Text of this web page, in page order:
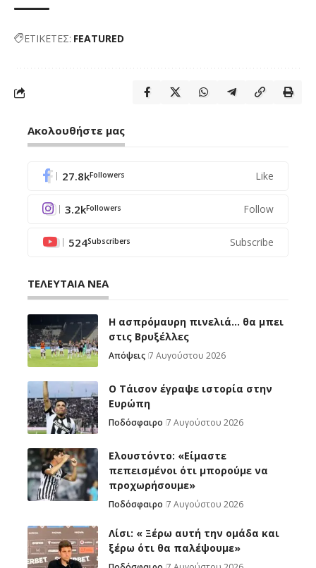
ΕΤΙΚΕΤΕΣ: FEATURED
Ακολουθήστε μας
27.8kFollowers Like
3.2kFollowers Follow
524Subscribers Subscribe
ΤΕΛΕΥΤΑΙΑ ΝΕΑ
Η ασπρόμαυρη πινελιά… θα μπει
στις Βρυξέλλες
Απόψεις 7 Αυγούστου 2026
Ο Τάισον έγραψε ιστορία στην
Ευρώπη
Ποδόσφαιρο 7 Αυγούστου 2026
Ελουστόντο: «Είμαστε
πεπεισμένοι ότι μπορούμε να
προχωρήσουμε»
Ποδόσφαιρο 7 Αυγούστου 2026
Λίσι: « Ξέρω αυτή την ομάδα και
ξέρω ότι θα παλέψουμε»